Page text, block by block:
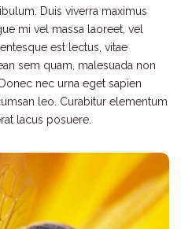
Duis viverra maximus
mi vel massa laoreet, vel
est lectus, vitae
sem quam, malesuada non
nec urna eget sapien
leo. Curabitur elementum
lacus posuere.